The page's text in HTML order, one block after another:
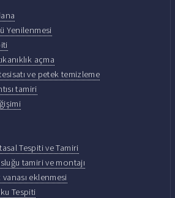
Yenilenmesi
açma
ve petek temizleme
tamiri
Tespiti ve Tamiri
tamiri ve montajı
eklenmesi
Tespiti